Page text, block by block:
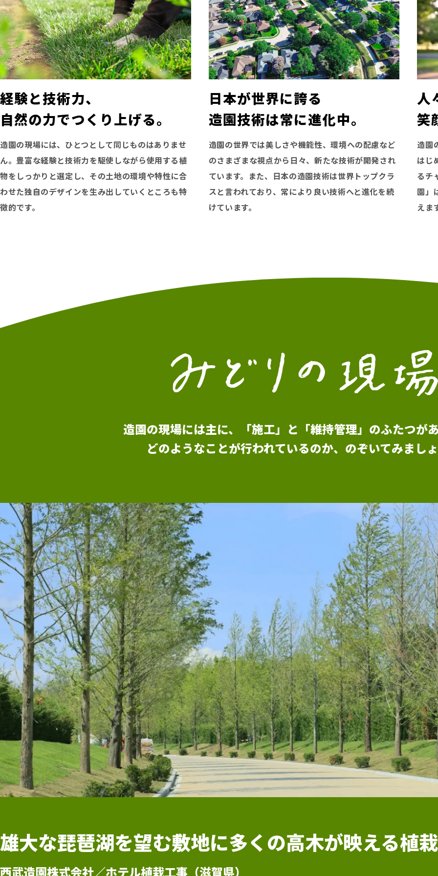
経験と技術力、
自然の力でつくり上げる。
造園の現場には、ひとつとして同じものはありませ
ん。豊富な経験と技術力を駆使しながら使用する植
物をしっかりと選定し、その土地の環境や特性に合
わせた独自のデザインを生み出していくところも特
徴的です。
日本が世界に誇る
造園技術は常に進化中。
造園の世界では美しさや機能性、環境への配慮など
のさまざまな視点から日々、新たな技術が開発され
ています。また、日本の造園技術は世界トップクラ
スと言われており、常により良い技術へと進化を続
けています。
人
笑
造園
はじ
るチ
園」
えま
造園の現場には主に、「施工」と 「維持管理」のふたつが
どのようなことが行われているのか、 のぞいてみまし
雄大な琵琶湖を望む敷地に多くの高木が映える植
西武造園株式会社／ホテル植栽工事（滋賀県）